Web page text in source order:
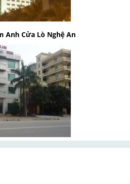
Anh Cửa Lò Nghệ An